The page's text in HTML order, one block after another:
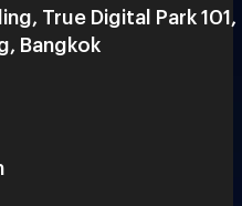
True Digital Park 101,
Bangkok